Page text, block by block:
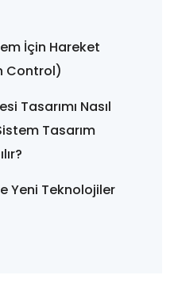
İçin Hareket
Control)
Tasarımı Nasıl
Tasarım
Yeni Teknolojiler